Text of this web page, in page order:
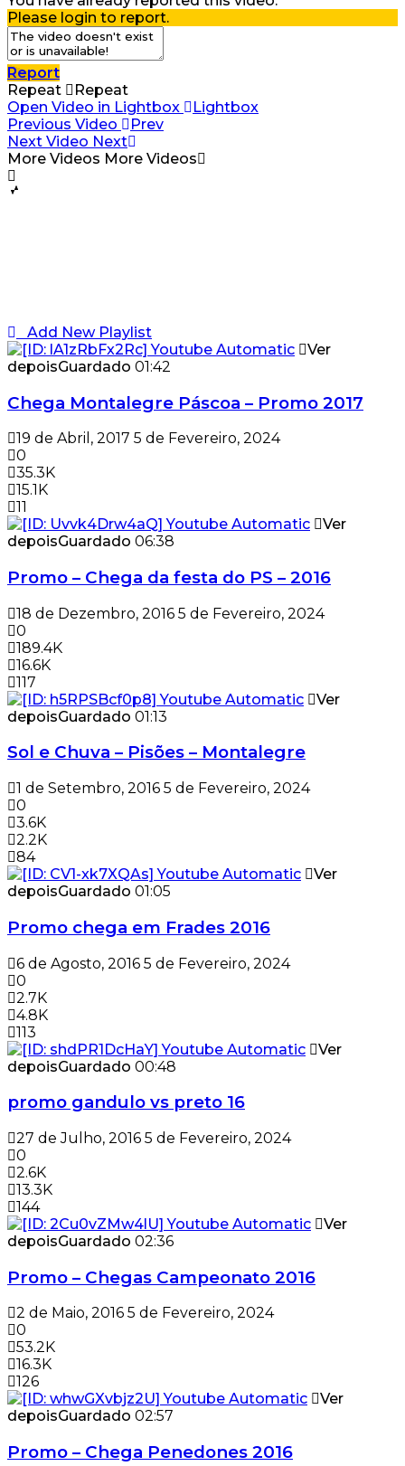
Please login to report.
Report
Repeat
Repeat
Open Video in Lightbox
Lightbox
Previous Video
Prev
Next Video Next
More Videos More Videos
Add New Playlist
Ver
depoisGuardado 01:42
Chega Montalegre Páscoa – Promo 2017
19 de Abril, 2017 5 de Fevereiro, 2024
0
35.3K
15.1K
11
Ver
depoisGuardado 06:38
Promo – Chega da festa do PS – 2016
18 de Dezembro, 2016 5 de Fevereiro, 2024
0
189.4K
16.6K
117
Ver
depoisGuardado 01:13
Sol e Chuva – Pisões – Montalegre
1 de Setembro, 2016 5 de Fevereiro, 2024
0
3.6K
2.2K
84
Ver
depoisGuardado 01:05
Promo chega em Frades 2016
6 de Agosto, 2016 5 de Fevereiro, 2024
0
2.7K
4.8K
113
Ver
depoisGuardado 00:48
promo gandulo vs preto 16
27 de Julho, 2016 5 de Fevereiro, 2024
0
2.6K
13.3K
144
Ver
depoisGuardado 02:36
Promo – Chegas Campeonato 2016
2 de Maio, 2016 5 de Fevereiro, 2024
0
53.2K
16.3K
126
Ver
depoisGuardado 02:57
Promo – Chega Penedones 2016